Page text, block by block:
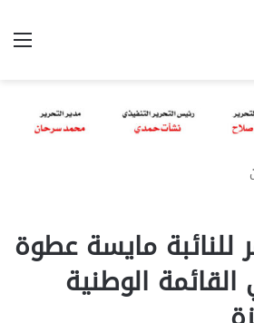
للنائبة مايسة عطوة
الوطنية